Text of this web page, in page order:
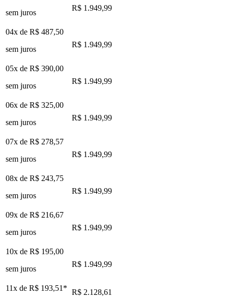
sem juros
R$ 1.949,99
04x de R$ 487,50
sem juros
R$ 1.949,99
05x de R$ 390,00
sem juros
R$ 1.949,99
06x de R$ 325,00
sem juros
R$ 1.949,99
07x de R$ 278,57
sem juros
R$ 1.949,99
08x de R$ 243,75
sem juros
R$ 1.949,99
09x de R$ 216,67
sem juros
R$ 1.949,99
10x de R$ 195,00
sem juros
R$ 1.949,99
11x de R$ 193,51 * R$ 2.128,61